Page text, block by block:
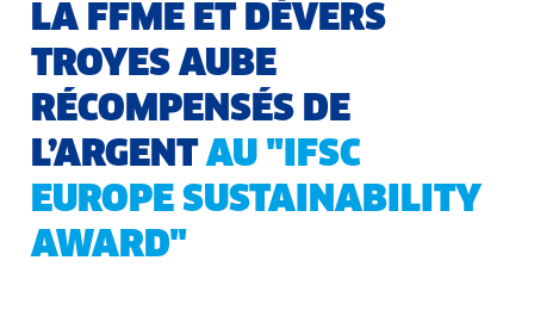
LA FFME ET DÉVERS
TROYES AUBE
RÉCOMPENSÉS DE
L’ARGENTAU "IFSC
EUROPE SUSTAINABILITY
AWARD"